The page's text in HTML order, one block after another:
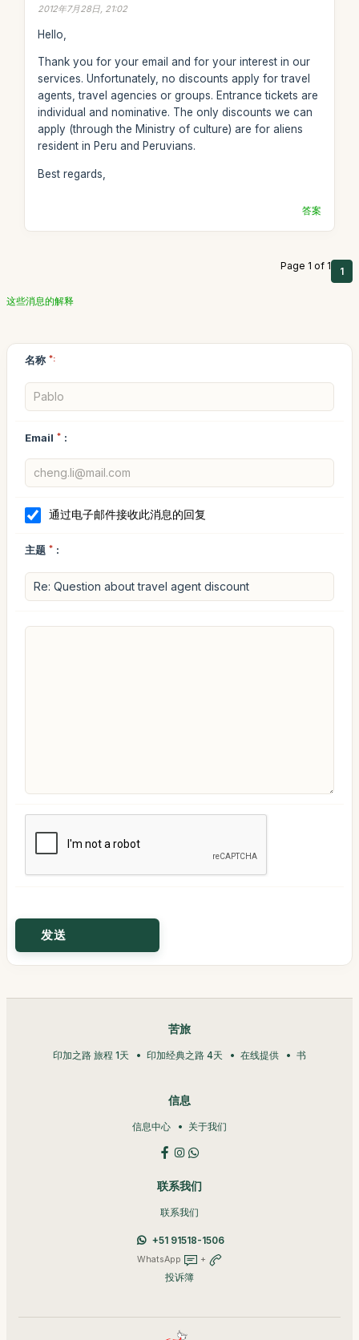
2012年7月28日, 21:02
Hello,
Thank you for your email and for your interest in our
services. Unfortunately, no discounts apply for travel
agents, travel agencies or groups. Entrance tickets are
individual and nominative. The only discounts we can
apply (through the Ministry of culture) are for aliens
resident in Peru and Peruvians.
Best regards,
答案
Page 1 of 1 1
这些消息的解释
名称 *:
Email * :
通过电子邮件接收此消息的回复
主题 * :
苦旅
印加之路 旅程 1天 印加经典之路 4天 在线提供 书
信息
信息中心 关于我们
联系我们
联系我们
+51 91518-1506
WhatsApp +
投诉簿